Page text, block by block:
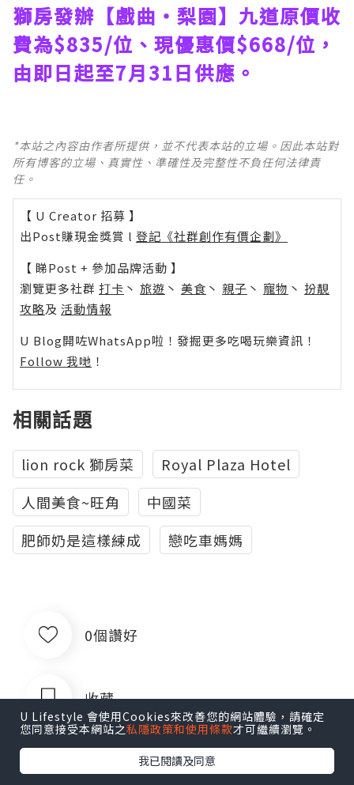
獅房發辦【戲曲‧梨園】九道原價收
費為$835/位、現優惠價$668/位，
由即日起至7月31日供應。
*本站之內容由作者所提供，並不代表本站的立場。因此本站對
所有博客的立場、真實性、準確性及完整性不負任何法律責
任。
【 U Creator 招募 】
出Post賺現金獎賞 l 登記《社群創作有價企劃》
【 睇Post + 參加品牌活動 】
瀏覽更多社群 打卡 丶 旅遊 丶 美食 丶 親子 丶 寵物 丶 扮靚
攻略及 活動情報
U Blog開咗WhatsApp啦！發掘更多吃喝玩樂資訊！
Follow 我哋 ！
相關話題
lion rock 獅房菜
Royal Plaza Hotel
人間美食~旺角
中國菜
肥師奶是這樣練成
戀吃車媽媽
0個讚好
收藏
U Lifestyle 會使用Cookies來改善您的網站體驗，請確定
您同意接受本網站之私隱政策和使用條款才可繼續瀏覽。
我已閱讀及同意